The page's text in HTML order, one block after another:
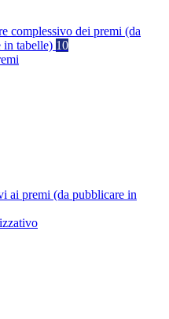
complessivo dei premi (da
in tabelle) 10
ai premi (da pubblicare in